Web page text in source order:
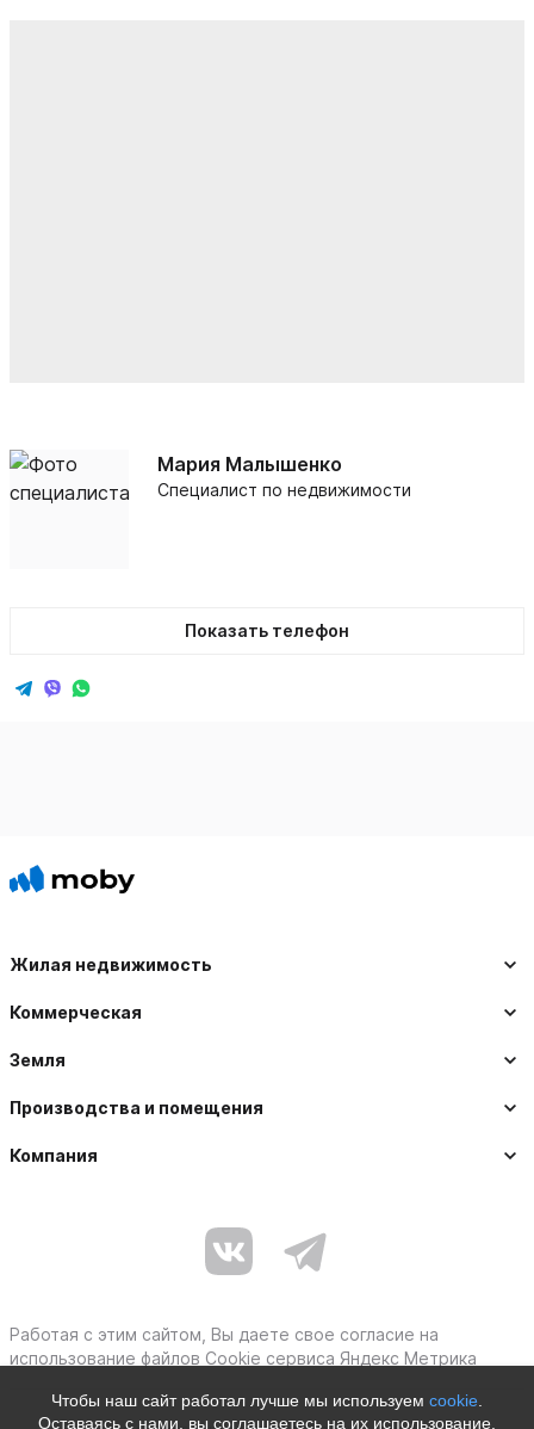
Чтобы наш сайт работал лучше мы используем cookie
Оставаясь с нами, вы соглашаетесь на их использование.
Мария Малышенко
Специалист по недвижимости
Показать телефон
Жилая недвижимость
Коммерческая
Земля
Производства и помещения
Компания
Работая с этим сайтом, Вы даете свое согласие на
использование файлов Cookie сервиса Яндекс Метрика